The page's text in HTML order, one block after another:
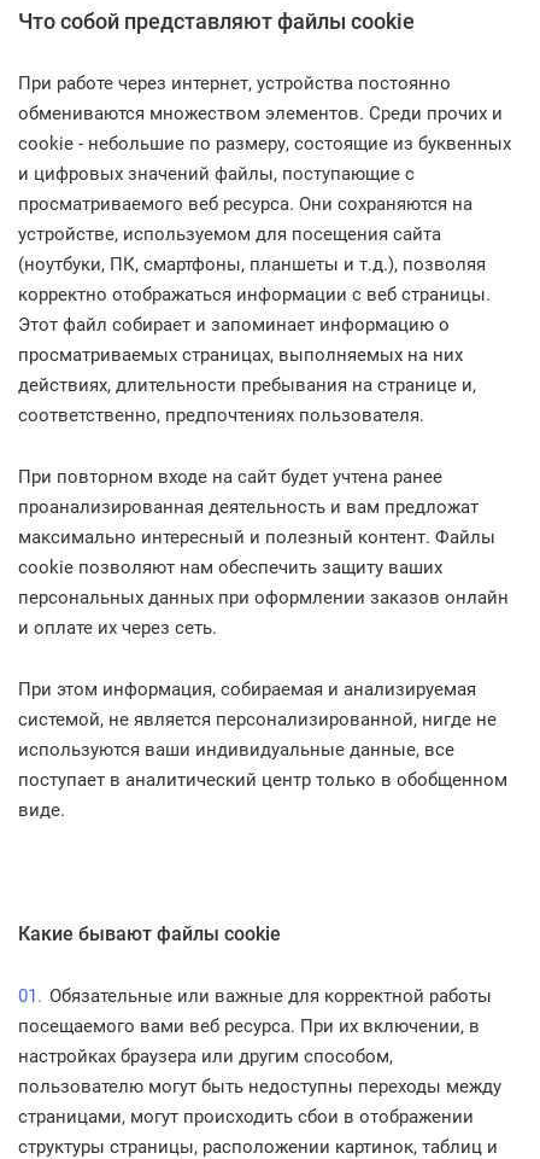
Что собой представляют файлы cookie
При работе через интернет, устройства постоянно
обмениваются множеством элементов. Среди прочих и
cookie - небольшие по размеру, состоящие из буквенных
и цифровых значений файлы, поступающие с
просматриваемого веб ресурса. Они сохраняются на
устройстве, используемом для посещения сайта
(ноутбуки, ПК, смартфоны, планшеты и т.д.), позволяя
корректно отображаться информации с веб страницы.
Этот файл собирает и запоминает информацию о
просматриваемых страницах, выполняемых на них
действиях, длительности пребывания на странице и,
соответственно, предпочтениях пользователя.
При повторном входе на сайт будет учтена ранее
проанализированная деятельность и вам предложат
максимально интересный и полезный контент. Файлы
cookie позволяют нам обеспечить защиту ваших
персональных данных при оформлении заказов онлайн
и оплате их через сеть.
При этом информация, собираемая и анализируемая
системой, не является персонализированной, нигде не
используются ваши индивидуальные данные, все
поступает в аналитический центр только в обобщенном
виде.
Какие бывают файлы cookie
Обязательные или важные для корректной работы
посещаемого вами веб ресурса. При их включении, в
настройках браузера или другим способом,
пользователю могут быть недоступны переходы между
страницами, могут происходить сбои в отображении
структуры страницы, расположении картинок, таблиц и